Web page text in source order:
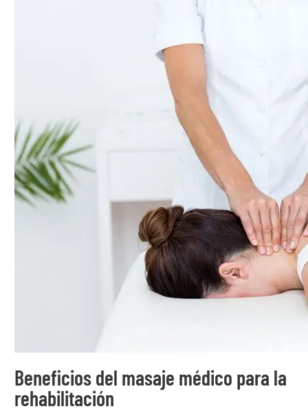
Beneficios del masaje médico para la
rehabilitación